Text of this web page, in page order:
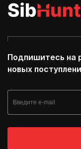
Подпишитесь на
новых